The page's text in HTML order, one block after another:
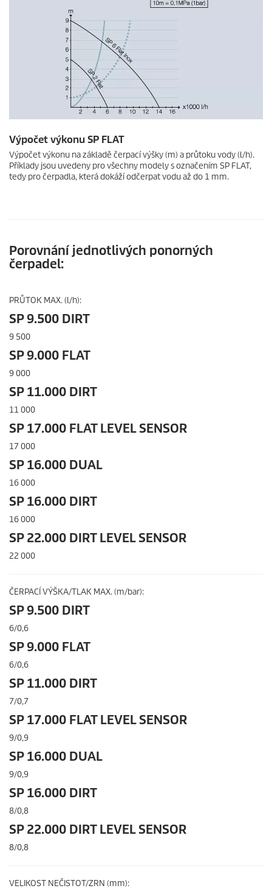
Výpočet výkonu SP FLAT
Výpočet výkonu na základě čerpací výšky (m) a průtoku vody (l/h).
Příklady jsou uvedeny pro všechny modely s označením SP FLAT,
tedy pro čerpadla, která dokáží odčerpat vodu až do 1 mm.
Porovnání jednotlivých ponorných
čerpadel:
PRŮTOK MAX. (l/h):
SP 9.500 DIRT
9 500
SP 9.000 FLAT
9 000
SP 11.000 DIRT
11 000
SP 17.000 FLAT LEVEL SENSOR
17 000
SP 16.000 DUAL
16 000
SP 16.000 DIRT
16 000
SP 22.000 DIRT LEVEL SENSOR
22 000
ČERPACÍ VÝŠKA/TLAK MAX. (m/bar):
SP 9.500 DIRT
6/0,6
SP 9.000 FLAT
6/0,6
SP 11.000 DIRT
7/0,7
SP 17.000 FLAT LEVEL SENSOR
9/0,9
SP 16.000 DUAL
9/0,9
SP 16.000 DIRT
8/0,8
SP 22.000 DIRT LEVEL SENSOR
8/0,8
VELIKOST NEČISTOT/ZRN (mm):